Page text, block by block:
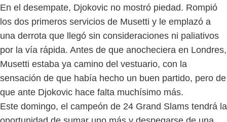
En el desempate, Djokovic no mostró piedad. Rompió
los dos primeros servicios de Musetti y le emplazó a
una derrota que llegó sin consideraciones ni paliativos
por la vía rápida. Antes de que anocheciera en Londres,
Musetti estaba ya camino del vestuario, con la
sensación de que había hecho un buen partido, pero de
que ante Djokovic hace falta muchísimo más.
Este domingo, el campeón de 24 Grand Slams tendrá la